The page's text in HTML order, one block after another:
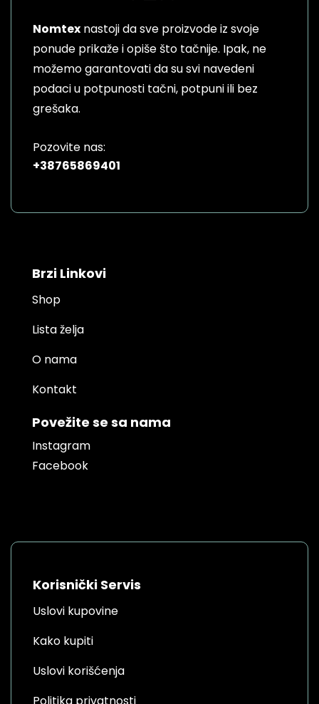
Nomtex nastoji da sve proizvode iz svoje
ponude prikaže i opiše što tačnije. Ipak, ne
možemo garantovati da su svi navedeni
podaci u potpunosti tačni, potpuni ili bez
grešaka.
Pozovite nas:
+38765869401
Brzi Linkovi
Shop
Lista želja
O nama
Kontakt
Povežite se sa nama
Instagram
Facebook
Korisnički Servis
Uslovi kupovine
Kako kupiti
Uslovi korišćenja